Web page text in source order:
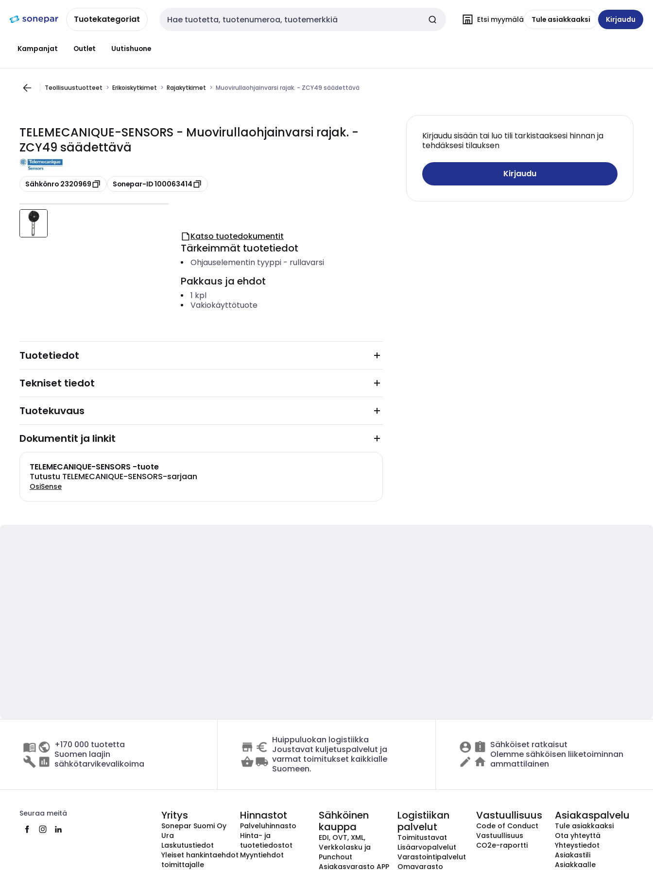
navigointiinsisältöönTuotekategoriat Haku Etsi myymälä Tule asiakkaaksi Kirjaudu
Kampanjat Outlet Uutishuone
Teollisuustuotteet Erikoiskytkimet Rajakytkimet Muovirullaohjainvarsi rajak. - ZCY49 säädettävä
TELEMECANIQUE-SENSORS - Muovirullaohjainvarsi rajak. -
ZCY49 säädettävä
Kopioi
Sähkönro 2320969 Kopioi
Sonepar-ID 100063414
Kirjaudu sisään tai luo tili tarkistaaksesi hinnan ja
tehdäksesi tilauksen
Kirjaudu
Katso tuotedokumentit
Tärkeimmät tuotetiedot
Ohjauselementin tyyppi- rullavarsi
Pakkaus ja ehdot
1 kpl
Vakiokäyttötuote
Tuotetiedot
Tekniset tiedot
Tuotekuvaus
Dokumentit ja linkit
TELEMECANIQUE-SENSORS -tuote
Tutustu TELEMECANIQUE-SENSORS-sarjaan
OsiSense
+170 000 tuotetta
Suomen laajin
sähkötarvikevalikoima
Huippuluokan logistiikka
Joustavat kuljetuspalvelut ja
varmat toimitukset kaikkialle
Suomeen.
Sähköiset ratkaisut
Olemme sähköisen liiketoiminnan
ammattilainen
Seuraa meitä Yritys
Sonepar Suomi Oy
Ura
Laskutustiedot
Yleiset hankintaehdot
toimittajalle
Hinnastot
Palveluhinnasto
Hinta- ja
tuotetiedostot
Myyntiehdot
Sähköinen
kauppa
EDI, OVT, XML,
Verkkolasku ja
Punchout
Asiakasvarasto APP
Logistiikan
palvelut
Toimitustavat
Lisäarvopalvelut
Varastointipalvelut
Omavarasto
Vastuullisuus
Code of Conduct
Vastuullisuus
CO2e-raportti
Asiakaspalvelu
Tule asiakkaaksi
Ota yhteyttä
Yhteystiedot
Asiakastili
Asiakkaalle